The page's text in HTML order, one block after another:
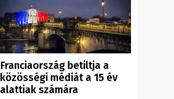
Franciaország betiltja a
közösségi médiát a 15 év
alattiak számára